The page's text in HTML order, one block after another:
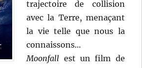
trajectoire de collision
avec la Terre, menaçant
la vie telle que nous la
connaissons…
Moonfall est un film de